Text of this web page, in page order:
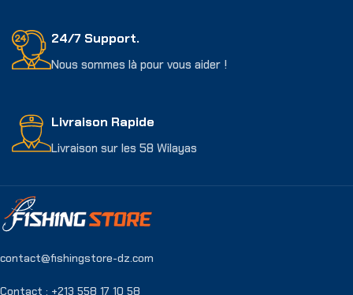
24/7 Support.
Nous sommes là pour vous aider !
Livraison Rapide
Livraison sur les 58 Wilayas
contact@fishingstore-dz.com
Contact : +213 558 17 10 58